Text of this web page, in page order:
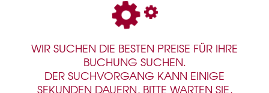
WIR SUCHEN DIE BESTEN PREISE FÜR IHRE
BUCHUNG SUCHEN.
DER SUCHVORGANG KANN EINIGE
SEKUNDEN DAUERN, BITTE WARTEN SIE,